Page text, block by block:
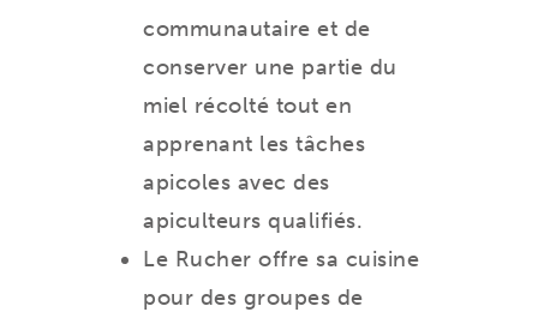
communautaire et de
conserver une partie du
miel récolté tout en
apprenant les tâches
apicoles avec des
apiculteurs qualifiés.
Le Rucher offre sa cuisine
pour des groupes de